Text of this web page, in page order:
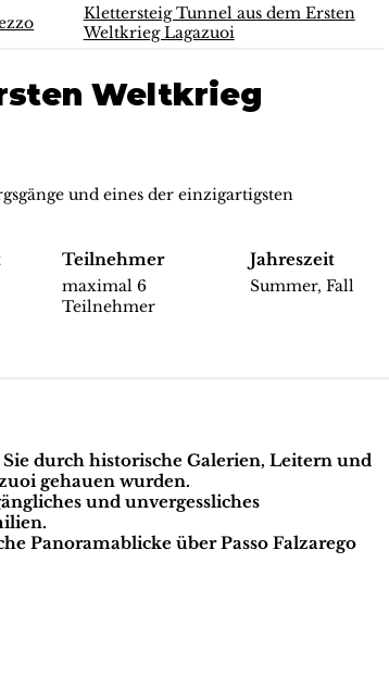
Klettersteig Tunnel aus dem Ersten
Weltkrieg Lagazuoi
Weltkrieg
und eines der einzigartigsten
Teilnehmer
maximal 6
Teilnehmer
Jahreszeit
Summer, Fall
durch historische Galerien, Leitern und
gehauen wurden.
und unvergessliches
Panoramablicke über Passo Falzarego